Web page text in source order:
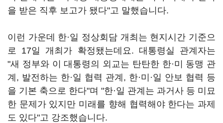
을 받은 직후 보고가 됐다"고 말했습니다.
이런 가운데 한·일 정상회담 개최는 현지시간 기준으
로 17일 개최가 확정됐는데요. 대통령실 관계자는
"새 정부와 이 대통령의 외교는 탄탄한 한·미 동맹 관
계, 발전하는 한·일 협력 관계, 한·미·일 안보 협력 등
을 기본 축으로 한다"며 "한·일 관계는 과거사 등 미묘
한 문제가 있지만 미래를 향해 협력해야 한다는 과제
도 있다"고 강조했습니다.